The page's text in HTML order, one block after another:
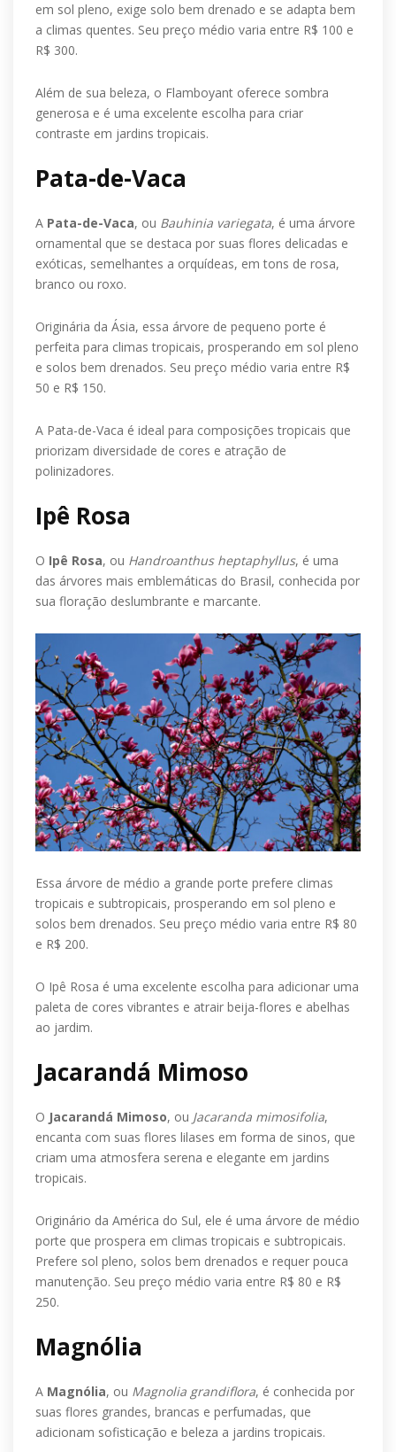
em sol pleno, exige solo bem drenado e se adapta bem
a climas quentes. Seu preço médio varia entre R$ 100 e
R$ 300.
Além de sua beleza, o Flamboyant oferece sombra
generosa e é uma excelente escolha para criar
contraste em jardins tropicais.
Pata-de-Vaca
A Pata-de-Vaca, ou Bauhinia variegata, é uma árvore
ornamental que se destaca por suas flores delicadas e
exóticas, semelhantes a orquídeas, em tons de rosa,
branco ou roxo.
Originária da Ásia, essa árvore de pequeno porte é
perfeita para climas tropicais, prosperando em sol pleno
e solos bem drenados. Seu preço médio varia entre R$
50 e R$ 150.
A Pata-de-Vaca é ideal para composições tropicais que
priorizam diversidade de cores e atração de
polinizadores.
Ipê Rosa
O Ipê Rosa, ou Handroanthus heptaphyllus, é uma
das árvores mais emblemáticas do Brasil, conhecida por
sua floração deslumbrante e marcante.
Essa árvore de médio a grande porte prefere climas
tropicais e subtropicais, prosperando em sol pleno e
solos bem drenados. Seu preço médio varia entre R$ 80
e R$ 200.
O Ipê Rosa é uma excelente escolha para adicionar uma
paleta de cores vibrantes e atrair beija-flores e abelhas
ao jardim.
Jacarandá Mimoso
O Jacarandá Mimoso, ou Jacaranda mimosifolia,
encanta com suas flores lilases em forma de sinos, que
criam uma atmosfera serena e elegante em jardins
tropicais.
Originário da América do Sul, ele é uma árvore de médio
porte que prospera em climas tropicais e subtropicais.
Prefere sol pleno, solos bem drenados e requer pouca
manutenção. Seu preço médio varia entre R$ 80 e R$
250.
Magnólia
A Magnólia, ou Magnolia grandiflora, é conhecida por
suas flores grandes, brancas e perfumadas, que
adicionam sofisticação e beleza a jardins tropicais.